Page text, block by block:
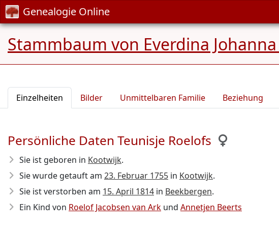
Genealogie Online
Stammbaum von Everdina
Einzelheiten Bilder Unmittelbaren Familie Beziehung
Persönliche Daten Teunisje Roelofs
Sie ist geboren in Kootwijk.
Sie wurde getauft am 23. Februar 1755 in Kootwijk.
Sie ist verstorben am 15. April 1814 in Beekbergen.
Ein Kind von Roelof Jacobsen van Ark und Annetjen Beerts